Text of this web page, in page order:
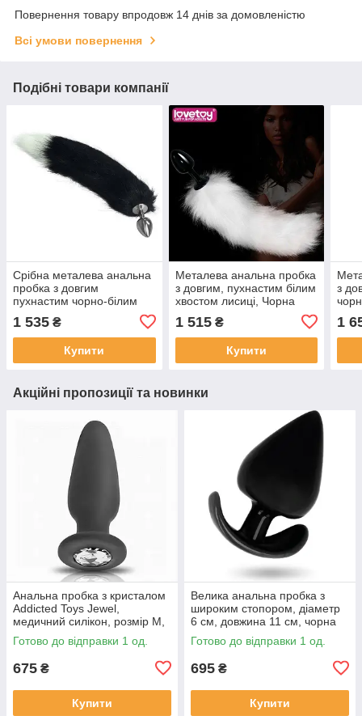
Повернення товару впродовж 14 днів за домовленістю
Всі умови повернення
Подібні товари компанії
Срібна металева анальна
пробка з довгим
пухнастим чорно-білим
1 535 ₴
Купити
Металева анальна пробка
з довгим, пухнастим білим
хвостом лисиці, Чорна
1 515₴
Купити
з
1
Акційні пропозиції та новинки
Анальна пробка з кристалом
Addicted Toys Jewel,
медичний силікон, розмір M,
чорна, 10,4 см
Готово до відправки 1 од.
675 ₴
Купити
Велика анальна пробка з
широким стопором, діаметр
6 см, довжина 11 см, чорна
Готово до відправки 1 од.
695 ₴
Купити